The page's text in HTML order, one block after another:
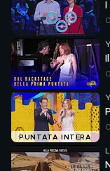
PUNTATA INTERA